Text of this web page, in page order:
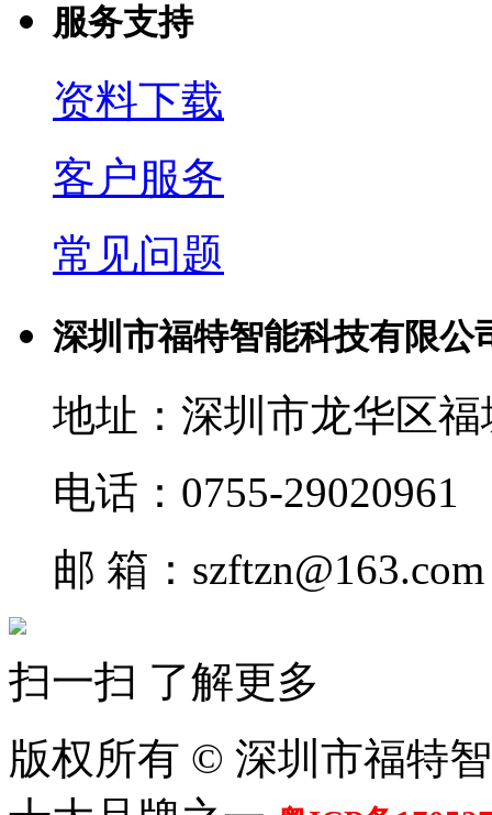
服务支持
资料下载
客户服务
常见问题
深圳市福特智能科技有限公
地址：深圳市龙华区
电话：0755-29020961
邮 箱：szftzn@163.com
扫一扫 了解更多
版权所有 © 深圳市福特